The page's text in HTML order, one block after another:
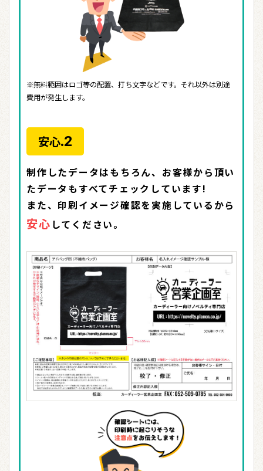
※無料範囲はロゴ等の配置、打ち文字などです。それ以外は別途
費用が発生します。
安心.2
制作したデータはもちろん、お客様から頂い
たデータもすべてチェックしています!
また、印刷イメージ確認を実施しているから
安心 してください。